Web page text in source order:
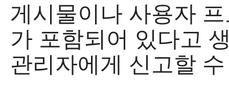
게시물이나 사용자
가 포함되어 있다고
관리자에게 신고할